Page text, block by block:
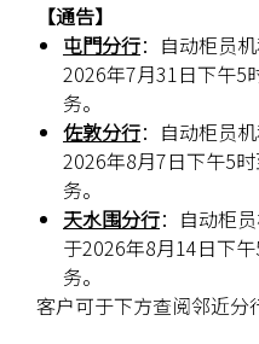
【通告】
屯門分行：自动柜员
2026年7月31日下午5
务。
佐敦分行：自动柜员
2026年8月7日下午5
务。
天水围分行：自动柜
于2026年8月14日下
务。
客户可于下方查阅邻近分